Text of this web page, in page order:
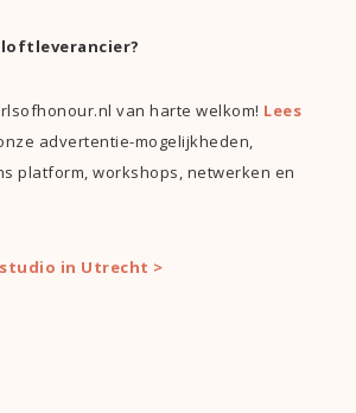
van harte welkom! Lees
advertentie-mogelijkheden,
platform, workshops, netwerken en
in Utrecht >